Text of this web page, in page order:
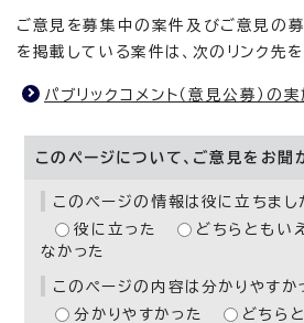
ご意見を募集中の案件及びご意見の
を掲載している案件は、次のリンク先を
パブリックコメント（意見公募）の
このページについて、ご意見をお聞
このページの情報は役に立ちまし
役に立った
どちらともい
なかった
このページの内容は分かりやすか
分かりやすかった
どちら